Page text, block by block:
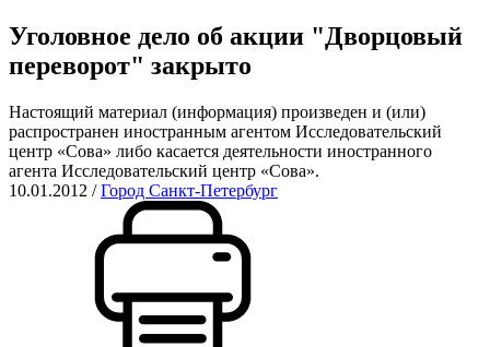
Уголовное дело об акции "Дворцовый
переворот" закрыто
Настоящий материал (информация) произведен и (или)
распространен иностранным агентом Исследовательский
центр «Сова» либо касается деятельности иностранного
агента Исследовательский центр «Сова».
10.01.2012 /Город Санкт-Петербург